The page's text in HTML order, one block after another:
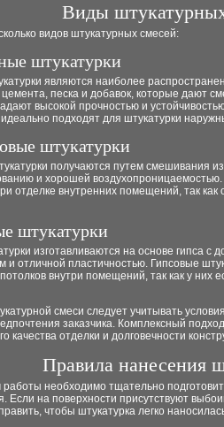
Виды
видов штукатурных смесей:
штукатурки
являются наиболее
песка и добавок, которые дают
высокой прочностью и
подходят для штукатурки
штукатурки
получаются путем смешивания
и хорошей
отделке внутренних помещений, так
штукатурки
изготавливаются на основе гипса
и отличной пластичностью. Гипсовые
внутри помещений, так как у них
смеси следует учитывать
заказчика. Комплексный
качества отделки и долговечности
Правила нанесения
необходимо тщательно
Если на поверхности присутствуют
чтобы штукатурка легко